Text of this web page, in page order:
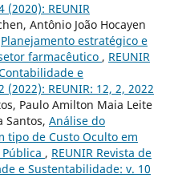
REUNIR
Antônio João Hocayen
Planejamento estratégico e
farmacêutico , REUNIR
e
REUNIR: 12, 2, 2022
Paulo Amilton Maia Leite
Santos, Análise do
tipo de Custo Oculto em
, REUNIR Revista de
e Sustentabilidade: v. 10